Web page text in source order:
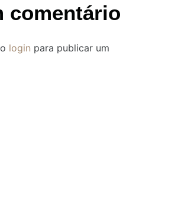
comentário
login para publicar um